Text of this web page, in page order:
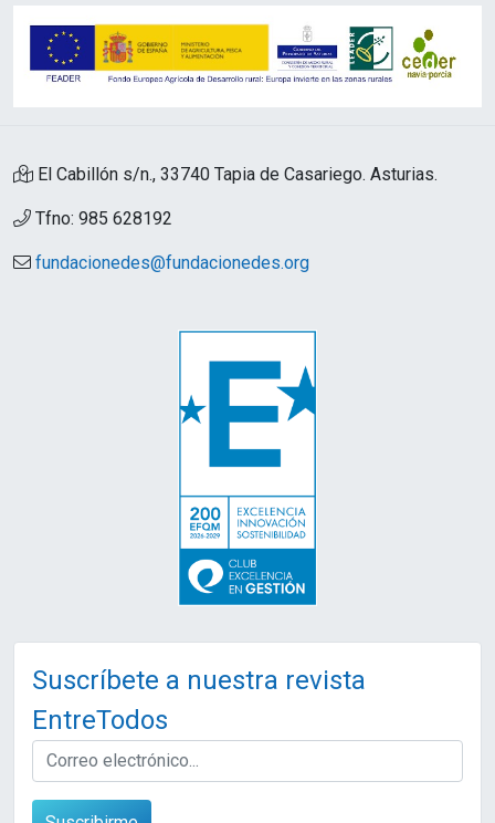
El Cabillón s/n., 33740 Tapia de Casariego. Asturias.
Tfno: 985 628192
fundacionedes@fundacionedes.org
Suscríbete a nuestra revista
EntreTodos
EMAIL